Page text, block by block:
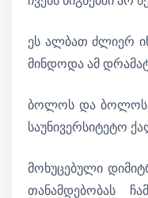
ეს ალბათ ძლიერ
მინდოდა ამ
ბოლოს და ბოლოს
საუნივერსიტეტო
მოხუცებული
თანამდებობას